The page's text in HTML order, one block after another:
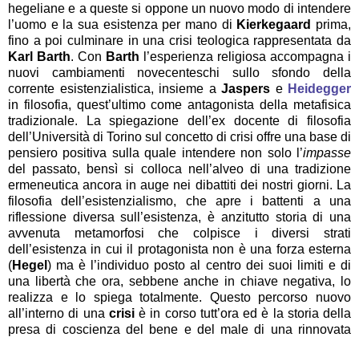
hegeliane e a queste si oppone un nuovo modo di intendere
l’uomo e la sua esistenza per mano di Kierkegaard prima,
fino a poi culminare in una crisi teologica rappresentata da
Karl Barth. Con Barth l’esperienza religiosa accompagna i
nuovi cambiamenti novecenteschi sullo sfondo della
corrente esistenzialistica, insieme a Jaspers e Heidegger
in filosofia, quest’ultimo come antagonista della metafisica
tradizionale. La spiegazione dell’ex docente di filosofia
dell’Università di Torino sul concetto di crisi offre una base di
pensiero positiva sulla quale intendere non solo l’impasse
del passato, bensì si colloca nell’alveo di una tradizione
ermeneutica ancora in auge nei dibattiti dei nostri giorni. La
filosofia dell’esistenzialismo, che apre i battenti a una
riflessione diversa sull’esistenza, è anzitutto storia di una
avvenuta metamorfosi che colpisce i diversi strati
dell’esistenza in cui il protagonista non è una forza esterna
(Hegel ) ma è l’individuo posto al centro dei suoi limiti e di
una libertà che ora, sebbene anche in chiave negativa, lo
realizza e lo spiega totalmente. Questo percorso nuovo
all’interno di una crisiè in corso tutt’ora ed è la storia della
presa di coscienza del bene e del male di una rinnovata